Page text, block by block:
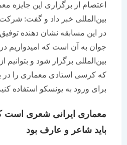
اعتصام از برگزاری این جایزه
در این مسابقه نشان دهنده توفیق و
جوان به آن است که امیدواریم در
بین‌المللی برگزار شود و بتوانیم از
که کرسی استادی معماری را در یونسکو
برای ورود به یونسکو استفاده کنیم.
معماری ایرانی شعری است که
باید شاعر و عارف بود